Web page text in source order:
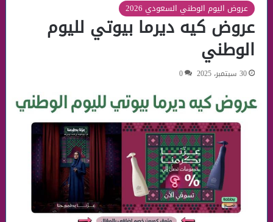
عروض اليوم الوطني السعودي 2026
عروض كيه ديرما بيوتي لليوم
الوطني
30 سبتمبر، 2025 0